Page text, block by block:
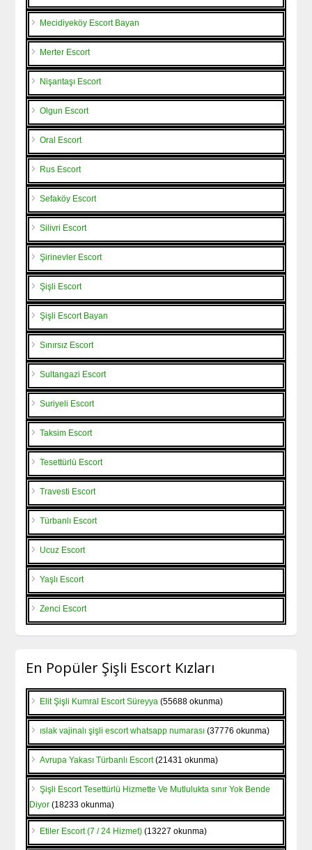
Mecidiyeköy Escort Bayan
Merter Escort
Nişantaşı Escort
Olgun Escort
Oral Escort
Rus Escort
Sefaköy Escort
Silivri Escort
Şirinevler Escort
Şişli Escort
Şişli Escort Bayan
Sınırsız Escort
Sultangazi Escort
Suriyeli Escort
Taksim Escort
Tesettürlü Escort
Travesti Escort
Türbanlı Escort
Ucuz Escort
Yaşlı Escort
Zenci Escort
En Popüler Şişli Escort Kızları
Elit Şişli Kumral Escort Süreyya (55688 okunma)
ıslak vajinalı şişli escort whatsapp numarası (37776 okunma)
Avrupa Yakası Türbanlı Escort(21431 okunma)
Şişli Escort Tesettürlü Hizmette Ve Mutlulukta sınır Yok Bende
Diyor (18233 okunma)
Etiler Escort (7 / 24 Hizmet) (13227 okunma)